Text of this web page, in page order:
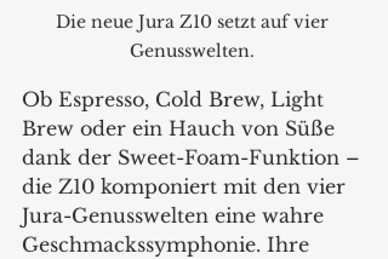
Die neue Jura Z10 setzt auf vier
Genusswelten.
Ob Espresso, Cold Brew, Light
Brew oder ein Hauch von Süße
dank der Sweet-Foam-Funktion –
die Z10 komponiert mit den vier
Jura-Genusswelten eine wahre
Geschmackssymphonie. Ihre